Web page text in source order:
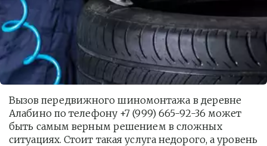
Вызов передвижного шиномонтажа в деревне
Алабино по телефону +7 (999) 665-92-36 может
быть самым верным решением в сложных
ситуациях. Стоит такая услуга недорого, а уровень